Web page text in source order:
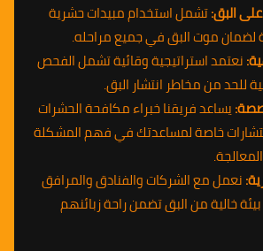
البق:تشمل استخدام مبيدات حشرية
لضمان موت البق في جميع مراحله.
نعتمد استراتيجية وقائية تشمل الفحص
للحد من مخاطر انتشار البق.
يساعد فريقنا خبراء مكافحة الحشرات
خاصة لمساعدتك في فهم المشكلة
نعمل مع الشركات والفنادق والمرافق
بيئة خالية من البق تضمن راحة زبائنهم